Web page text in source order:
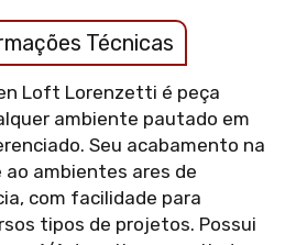
Técnicas
Loft Lorenzetti é peça
ambiente pautado em
Seu acabamento na
ao ambientes ares de
com facilidade para
tipos de projetos. Possui